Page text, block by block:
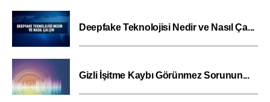
Deepfake Teknolojisi Nedir ve Nasıl Ça...
Gizli İşitme Kaybı Görünmez Sorunun...